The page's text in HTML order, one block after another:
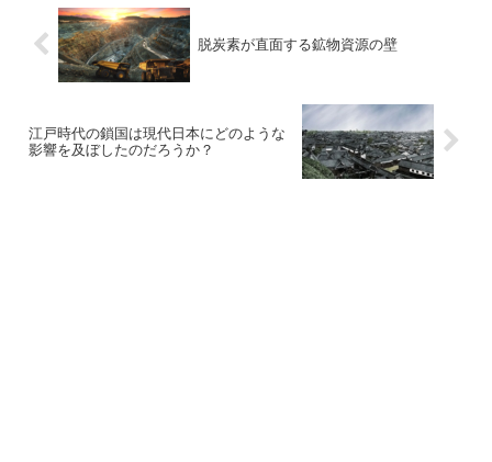
脱炭素が直面する鉱物資源の壁
江戸時代の鎖国は現代日本にどのような
影響を及ぼしたのだろうか？